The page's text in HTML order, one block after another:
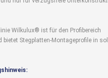
Wilkulux® ist für den Profibereich
bietet Stegplatten-Montageprofile in